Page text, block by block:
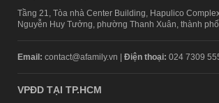
Tầng 21, Tòa nhà Center Building, Hapulico
Nguyễn Huy Tưởng, phường Thanh Xuân, thành
Email: contact@afamily.vn | Điện thoại: 024 7309
VPĐD TẠI TP.HCM